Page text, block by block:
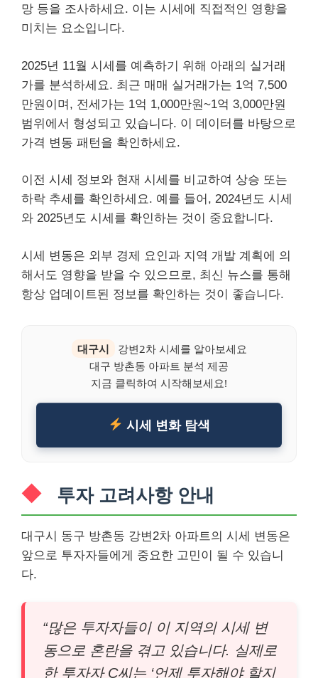
망 등을 조사하세요. 이는 시세에 직접적인 영향을
미치는 요소입니다.
2025년 11월 시세를 예측하기 위해 아래의 실거래
가를 분석하세요. 최근 매매 실거래가는 1억 7,500
만원이며, 전세가는 1억 1,000만원~1억 3,000만원
범위에서 형성되고 있습니다. 이 데이터를 바탕으로
가격 변동 패턴을 확인하세요.
이전 시세 정보와 현재 시세를 비교하여 상승 또는
하락 추세를 확인하세요. 예를 들어, 2024년도 시세
와 2025년도 시세를 확인하는 것이 중요합니다.
시세 변동은 외부 경제 요인과 지역 개발 계획에 의
해서도 영향을 받을 수 있으므로, 최신 뉴스를 통해
항상 업데이트된 정보를 확인하는 것이 좋습니다.
대구시
강변2차 시세를 알아보세요
대구 방촌동 아파트 분석 제공
지금 클릭하여 시작해보세요!
시세 변화 탐색
투자 고려사항 안내
대구시 동구 방촌동 강변2차 아파트의 시세 변동은
앞으로 투자자들에게 중요한 고민이 될 수 있습니
다.
“많은 투자자들이 이 지역의 시세 변
동으로 혼란을 겪고 있습니다. 실제로
한 투자자 C씨는 ‘언제 투자해야 할지